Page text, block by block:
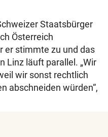
Staatsbürger
Österreich
er stimmte zu und das
Linz läuft parallel. „Wir
wir sonst rechtlich
abschneiden würden“,